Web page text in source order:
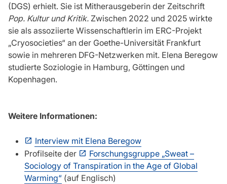
(DGS) erhielt. Sie ist Mitherausgeberin der Zeitschrift
Pop. Kultur und Kritik. Zwischen 2022 und 2025 wirkte
sie als assoziierte Wissenschaftlerin im ERC-Projekt
„Cryosocieties“ an der Goethe-Universität Frankfurt
sowie in mehreren DFG-Netzwerken mit. Elena Beregow
studierte Soziologie in Hamburg, Göttingen und
Kopenhagen.
Weitere Informationen:
Interview mit Elena Beregow
Profilseite der
Forschungsgruppe „Sweat –
Sociology of Transpiration in the Age of Global
Warming“ (auf Englisch)